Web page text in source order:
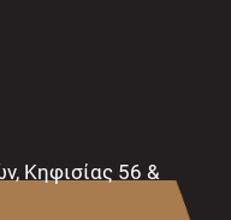
Κηφισίας 56 &